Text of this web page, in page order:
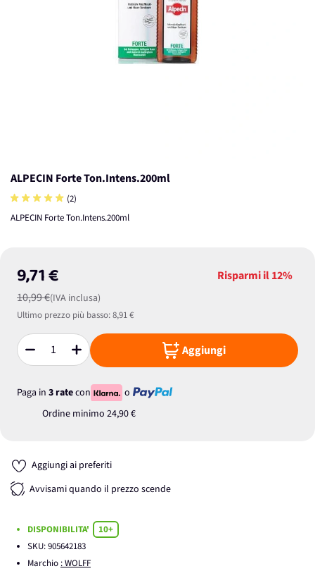
ALPECIN Forte Ton.Intens.200ml
(2)
ALPECIN Forte Ton.Intens.200ml
9,71 €
10,99 €(IVA inclusa)
Risparmi il12%
Ultimo prezzo più basso:8,91 €
Quantità Aggiungi
Paga in 3 ratecon
o
Ordine minimo 24,90 €
Aggiungi ai preferiti
Avvisami quando il prezzo scende
DISPONIBILITA'
10+
SKU:905642183
Marchio : WOLFF